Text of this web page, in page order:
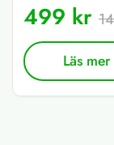
499 kr
Läs mer